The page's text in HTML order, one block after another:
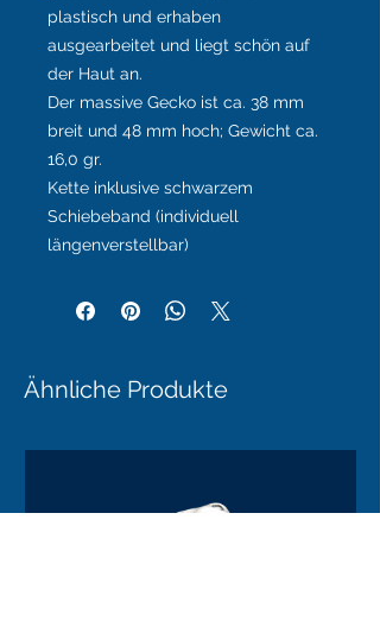
plastisch und erhaben
ausgearbeitet und liegt schön auf
der Haut an.
Der massive Gecko ist ca. 38 mm
breit und 48 mm hoch; Gewicht ca.
16,0 gr.
Kette inklusive schwarzem
Schiebeband (individuell
längenverstellbar)
Ähnliche Produkte